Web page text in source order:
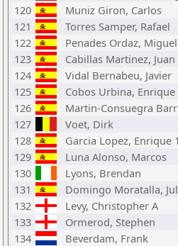
120
Muniz Giron, Carlos
121
Torres Samper, Rafael
122
Penades Ordaz, Miguel
123
Cabillas Martinez,
124
Vidal Bernabeu, Javier
125
Cobos Urbina, Enrique
126
Martin-Consuegra
127
Voet, Dirk
128
Garcia Lopez, Enrique
129
Luna Alonso, Marcos
130
Lyons, Brendan
131
Domingo Moratalla,
132
Levy, Christopher A
133
Ormerod, Stephen
134
Beverdam, Frank